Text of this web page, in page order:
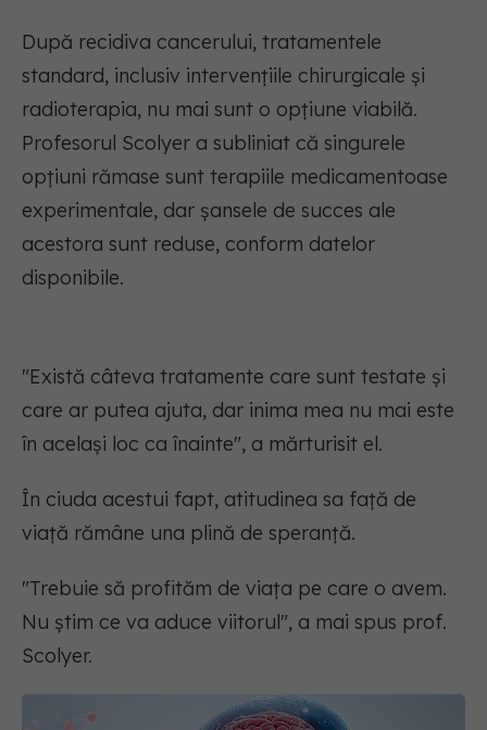
După recidiva cancerului, tratamentele
standard, inclusiv intervențiile chirurgicale și
radioterapia, nu mai sunt o opțiune viabilă.
Profesorul Scolyer a subliniat că singurele
opțiuni rămase sunt terapiile medicamentoase
experimentale, dar șansele de succes ale
acestora sunt reduse, conform datelor
disponibile.
"Există câteva tratamente care sunt testate și
care ar putea ajuta, dar inima mea nu mai este
în același loc ca înainte", a mărturisit el.
În ciuda acestui fapt, atitudinea sa față de
viață rămâne una plină de speranță.
"Trebuie să profităm de viața pe care o avem.
Nu știm ce va aduce viitorul", a mai spus prof.
Scolyer.